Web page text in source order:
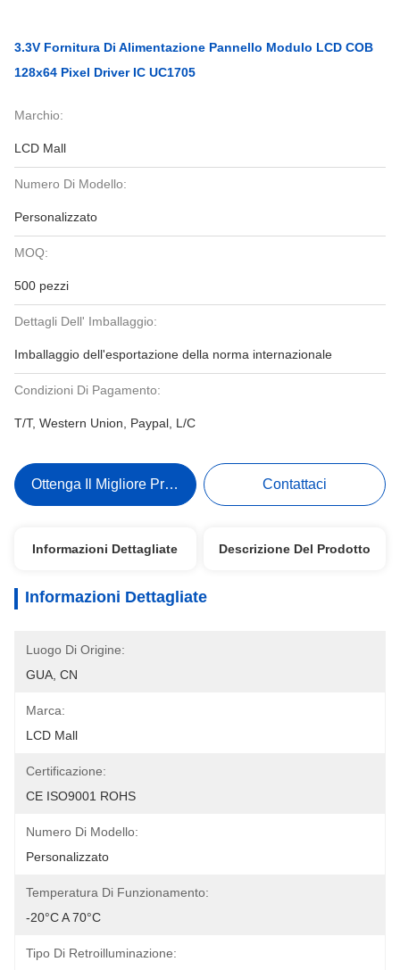
3.3V Fornitura Di Alimentazione Pannello Modulo LCD COB
128x64 Pixel Driver IC UC1705
Marchio:
LCD Mall
Numero Di Modello:
Personalizzato
MOQ:
500 pezzi
Dettagli Dell' Imballaggio:
Imballaggio dell'esportazione della norma internazionale
Condizioni Di Pagamento:
T/T, Western Union, Paypal, L/C
Ottenga Il Migliore Prezzo Contattaci
Informazioni Dettagliate Descrizione Del Prodotto
Informazioni Dettagliate
Luogo Di Origine:
GUA, CN
Marca:
LCD Mall
Certificazione:
CE ISO9001 ROHS
Numero Di Modello:
Personalizzato
Temperatura Di Funzionamento:
-20°C A 70°C
Tipo Di Retroilluminazione: